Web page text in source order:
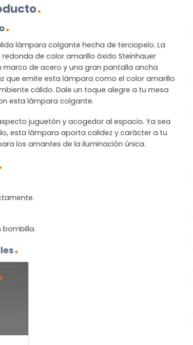
lámpara colgante hecha de terciopelo. La
de color amarillo óxido Steinhauer
marco de acero y una gran pantalla ancha
que emite esta lámpara como el color amarillo
cálido. Dale un toque alegre a tu mesa
esta lámpara colgante.
juguetón y acogedor al espacio. Ya sea
esta lámpara aporta calidez y carácter a tu
los amantes de la iluminación única.
bombilla.